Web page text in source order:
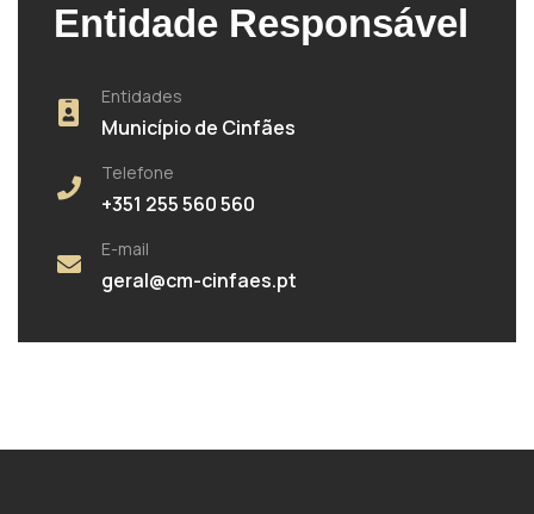
Entidade Responsável
Entidades
Município de Cinfães
Telefone
+351 255 560 560
E-mail
geral@cm-cinfaes.pt